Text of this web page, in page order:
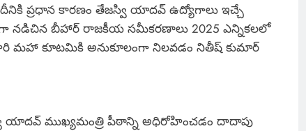
ప్రధాన కారణం తేజస్వి యాదవ్ ఉద్యోగాలు ఇచ్చే
నడిచిన బీహార్ రాజకీయ సమీకరణాలు 2025 ఎన్నికలలో
మహా కూటమికి అనుకూలంగా నిలవడం నితీష్ కుమార్
యాదవ్ ముఖ్యమంత్రి పీఠాన్ని అధిరోహించడం దాదాపు